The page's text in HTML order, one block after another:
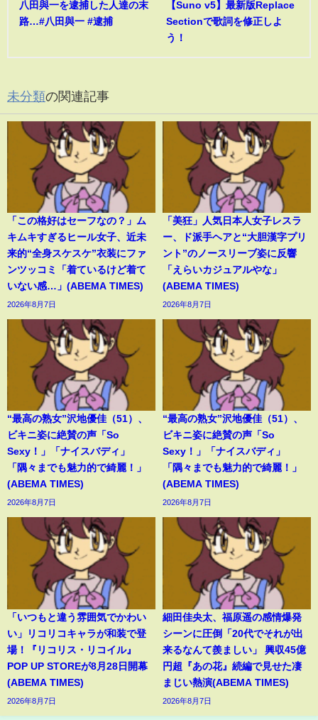
八田與一を逮捕した人達の末
路…#八田與一 #逮捕
【Suno v5】最新版Replace
Sectionで歌詞を修正しよ
う！
未分類の関連記事
「この格好はセーフなの？」ム
キムキすぎるヒール女子、近未
来的“全身スケスケ”衣装にファ
ンツッコミ「着ているけど着て
いない感…」(ABEMA TIMES)
2026年8月7日
「美狂」人気日本人女子レスラ
ー、ド派手ヘアと“大胆漢字プリ
ント”のノースリーブ姿に反響
「えらいカジュアルやな」
(ABEMA TIMES)
2026年8月7日
“最高の熟女”沢地優佳（51）、
ビキニ姿に絶賛の声「So
Sexy！」「ナイスバディ」
「隅々までも魅力的で綺麗！」
(ABEMA TIMES)
2026年8月7日
“最高の熟女”沢地優佳（51）、
ビキニ姿に絶賛の声「So
Sexy！」「ナイスバディ」
「隅々までも魅力的で綺麗！」
(ABEMA TIMES)
2026年8月7日
「いつもと違う雰囲気でかわい
い」リコリコキャラが和装で登
場！『リコリス・リコイル』
POP UP STOREが8月28日開幕
(ABEMA TIMES)
2026年8月7日
細田佳央太、福原遥の感情爆発
シーンに圧倒「20代でそれが出
来るなんて羨ましい」 興収45億
円超『あの花』続編で見せた凄
まじい熱演(ABEMA TIMES)
2026年8月7日